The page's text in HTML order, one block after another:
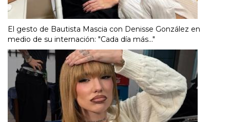
El gesto de Bautista Mascia con Denisse González en
medio de su internación: "Cada día más..."